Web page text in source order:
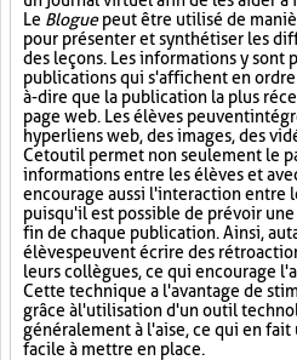
Le Bloguepeut être utilisé de
pour présenter et synthétiser les
des leçons. Les informations y sont
publications qui s'affichent en
à-dire que la publication la plus
page web. Les élèves peuvent
hyperliens web, des images, des
Cet outil permet non seulement le
informations entre les élèves et
encourage aussi l'interaction entre
puisqu'il est possible de prévoir
fin de chaque publication. Ainsi,
élèves peuvent écrire des
leurs collègues, ce qui encourage
Cette technique a l'avantage de
grâce à l'utilisation d'un outil
généralement à l'aise, ce qui en
facile à mettre en place.